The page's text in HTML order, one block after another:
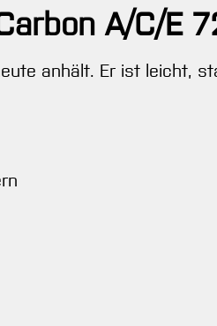
A/C/E
anhält. Er ist leicht,